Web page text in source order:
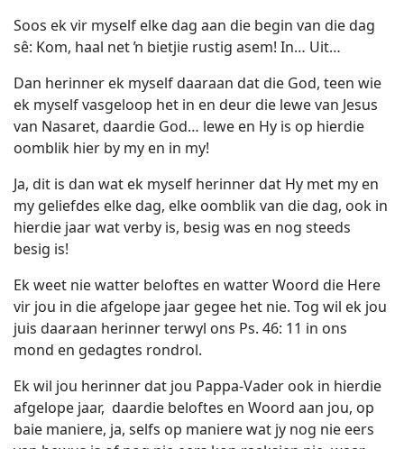
Soos ek vir myself elke dag aan die begin van die dag
sê: Kom, haal net ŉ bietjie rustig asem! In… Uit…
Dan herinner ek myself daaraan dat die God, teen wie
ek myself vasgeloop het in en deur die lewe van Jesus
van Nasaret, daardie God… lewe en Hy is op hierdie
oomblik hier by my en in my!
Ja, dit is dan wat ek myself herinner dat Hy met my en
my geliefdes elke dag, elke oomblik van die dag, ook in
hierdie jaar wat verby is, besig was en nog steeds
besig is!
Ek weet nie watter beloftes en watter Woord die Here
vir jou in die afgelope jaar gegee het nie. Tog wil ek jou
juis daaraan herinner terwyl ons Ps. 46: 11 in ons
mond en gedagtes rondrol.
Ek wil jou herinner dat jou Pappa-Vader ook in hierdie
afgelope jaar, daardie beloftes en Woord aan jou, op
baie maniere, ja, selfs op maniere wat jy nog nie eers